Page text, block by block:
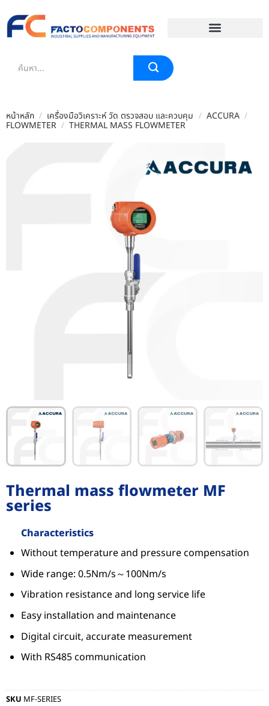
หน้าหลัก / เครื่องมือวิเคราะห์ วัด ตรวจสอบ และควบคุม / ACCURA /
FLOWMETER / THERMAL MASS FLOWMETER
Thermal mass flowmeter MF
series
Characteristics
Without temperature and pressure compensation
Wide range: 0.5Nm/s～100Nm/s
Vibration resistance and long service life
Easy installation and maintenance
Digital circuit, accurate measurement
With RS485 communication
SKU MF-SERIES